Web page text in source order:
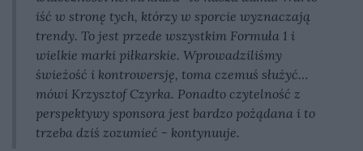
iść w stronę tych, którzy w sporcie wyznaczają
trendy. To jest przede wszystkim Formuła 1 i
wielkie marki piłkarskie. Wprowadziliśmy
świeżość i kontrowersję, toma czemuś służyć…
mówi Krzysztof Czyrka. Ponadto czytelność z
perspektywy sponsora jest bardzo pożądana i to
trzeba dziś zozumieć - kontynuuje.